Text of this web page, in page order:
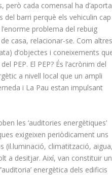
però cada comensal ha
del barri perquè els vehiculin cap
problema del rebuig
casa, relacionar-se. Com altres
d’objectes i coneixements
PEP. El PEP? És l’acrònim del
a nivell local que un ampli
i La Pau estan impulsant
les ‘auditories energètiques’
exigeixen periòdicament uns
(il.luminació, climatització, aigua,
a desitjar. Així, van constituir un
energètica dels edificis